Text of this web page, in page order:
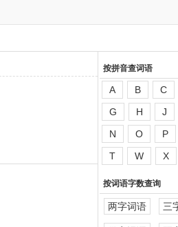
按拼音查词语
A B C
G
H J
N
O P
T
W X
按词语字数查询
两字词语 三